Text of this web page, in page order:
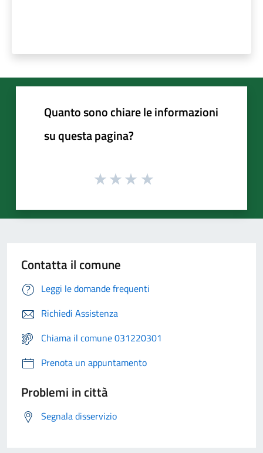
Quanto sono chiare le informazioni
su questa pagina?
Contatta il comune
Leggi le domande frequenti
Richiedi Assistenza
Chiama il comune 031220301
Prenota un appuntamento
Problemi in città
Segnala disservizio